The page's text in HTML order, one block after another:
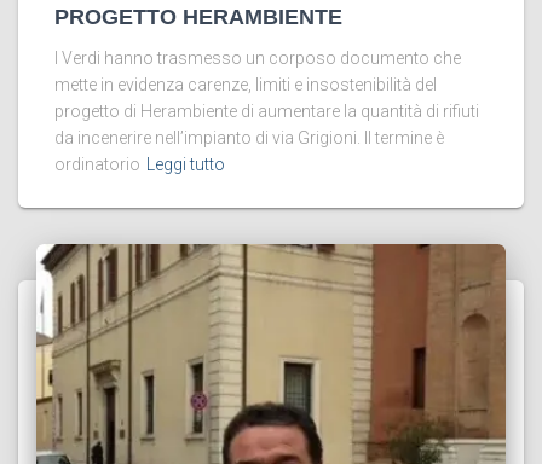
PROGETTO HERAMBIENTE
I Verdi hanno trasmesso un corposo documento che
mette in evidenza carenze, limiti e insostenibilità del
progetto di Herambiente di aumentare la quantità di rifiuti
da incenerire nell’impianto di via Grigioni. Il termine è
ordinatorio
Leggi tutto